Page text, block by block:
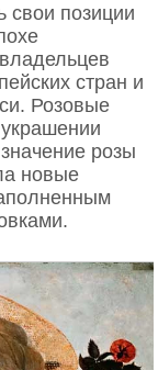
свои позиции
стран и
Розовые
розы
новые